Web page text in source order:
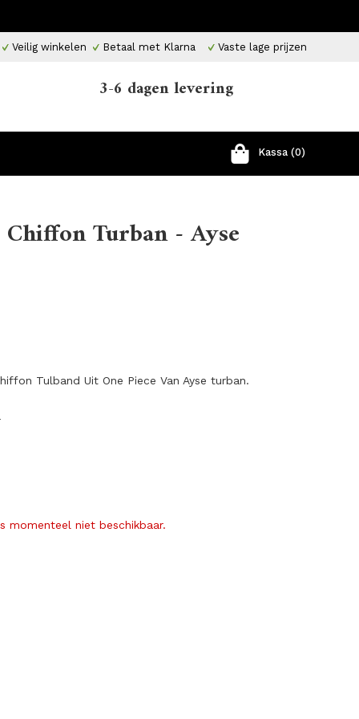
Veilig winkelen Betaal met Klarna Vaste lage prijzen
3-6 dagen levering
Kassa (0)
Turban - Ayse
Tulband Uit One Piece Van Ayse turban.
momenteel niet beschikbaar.